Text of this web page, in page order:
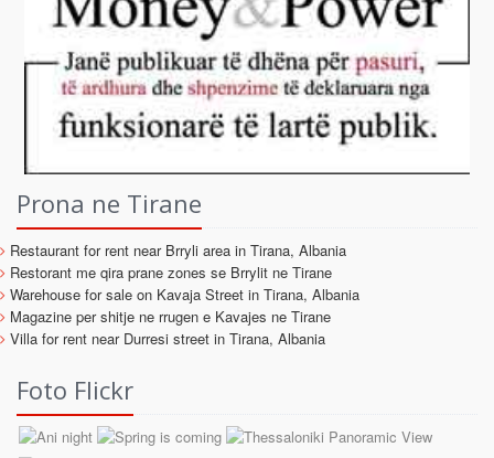
Prona ne Tirane
Restaurant for rent near Brryli area in Tirana, Albania
Restorant me qira prane zones se Brrylit ne Tirane
Warehouse for sale on Kavaja Street in Tirana, Albania
Magazine per shitje ne rrugen e Kavajes ne Tirane
Villa for rent near Durresi street in Tirana, Albania
Foto Flickr